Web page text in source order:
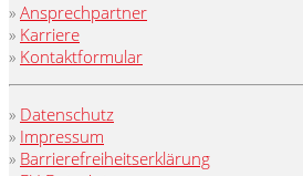
» Ansprechpartner
» Karriere
» Kontaktformular
» Datenschutz
» Impressum
» Barrierefreiheitserklärung